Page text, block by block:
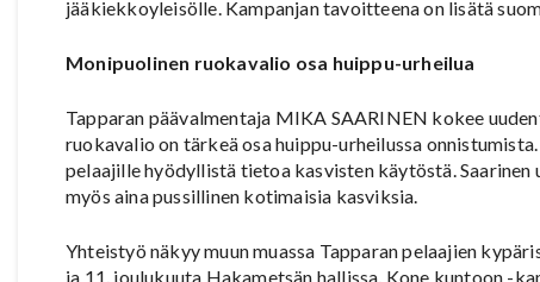
jääkiekkoyleisölle. Kampanjan tavoitteena on lisätä
Monipuolinen ruokavalio osa huippu-urheilua
Tapparan päävalmentaja MIKA SAARINEN kokee
ruokavalio on tärkeä osa huippu-urheilussa
pelaajille hyödyllistä tietoa kasvisten käytöstä.
myös aina pussillinen kotimaisia kasviksia.
Yhteistyö näkyy muun muassa Tapparan pelaajien
ja 11. joulukuuta Hakametsän hallissa. Kone kuntoon -